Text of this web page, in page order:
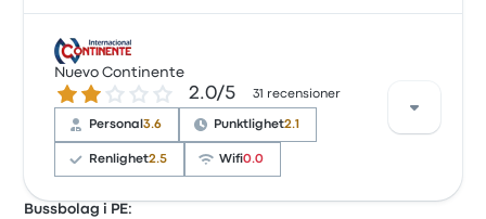
Baserat på 352 recensioner har företaget 3.1
stjärnor på Busbud. Resenärerna var särskilt nöjda
med sätena och avgångsplatsen men klagade ofta
Nuevo Continente
2.0 ur 5 stjärnor 2.0/5 31 recensioner
Personal3.6 Punktlighet2.1
Renlighet2.5 Wifi0.0
Bussbolag i PE: